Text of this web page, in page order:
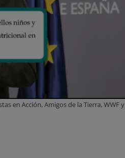
en Acción, Amigos de la Tierra, WWF y